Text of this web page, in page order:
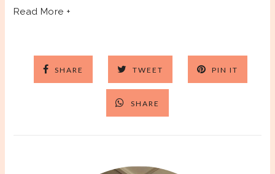
Read More +
SHARE TWEET PIN IT
SHARE